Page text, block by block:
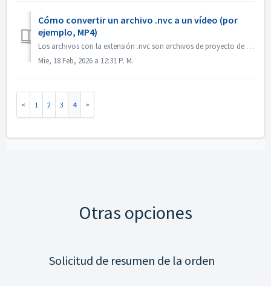
Cómo convertir un archivo .nvc a un vídeo (por
ejemplo, MP4)
Los archivos con la extensión .nvc son archivos de proyecto de Nero Video, NO vídeos terminados. Contienen instrucciones de edición y enlaces a los medios d...
Mie, 18 Feb, 2026 a 12:31 P. M.
1 2 3 4
Otras opciones
Solicitud de resumen de la orden